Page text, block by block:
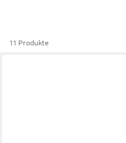
11 Produkte